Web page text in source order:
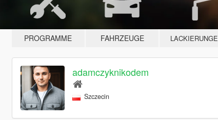
PROGRAMME FAHRZEUGE
adamczyknikodem
Szczecin